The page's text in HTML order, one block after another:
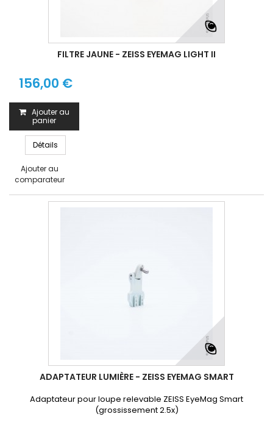
FILTRE JAUNE - ZEISS EYEMAG LIGHT II
156,00 €
Ajouter au
panier
Détails
Ajouter au
comparateur
ADAPTATEUR LUMIÈRE - ZEISS EYEMAG SMART
Adaptateur pour loupe relevable ZEISS EyeMag Smart
(grossissement 2.5x)